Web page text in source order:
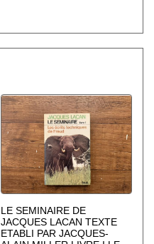
LE SEMINAIRE DE
JACQUES LACAN TEXTE
ETABLI PAR JACQUES-